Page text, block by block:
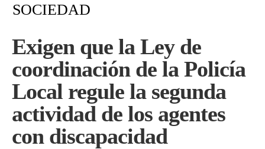
SOCIEDAD
Exigen que la Ley de
coordinación de la Policía
Local regule la segunda
actividad de los agentes
con discapacidad